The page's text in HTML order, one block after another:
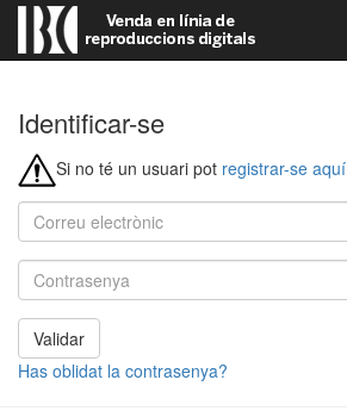
Identificar-se
Si no té un usuari pot registrar-se aquí
Validar
Has oblidat la contrasenya?